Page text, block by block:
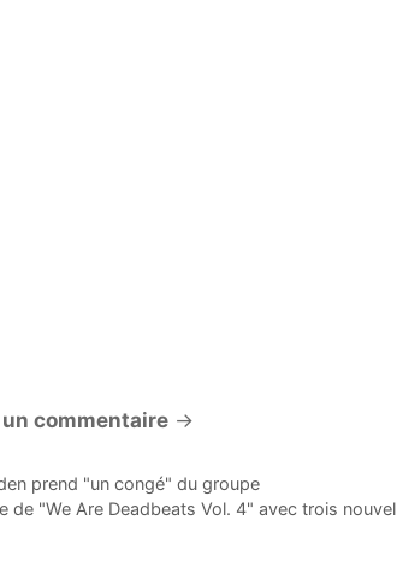
commentaire →
prend "un congé" du groupe
de "We Are Deadbeats Vol. 4" avec trois